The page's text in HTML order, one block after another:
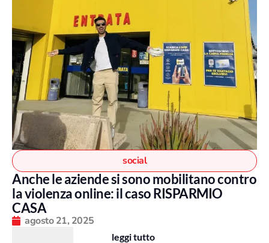
social
Anche le aziende si sono mobilitano contro
la violenza online: il caso RISPARMIO
CASA
agosto 21, 2025
leggi tutto